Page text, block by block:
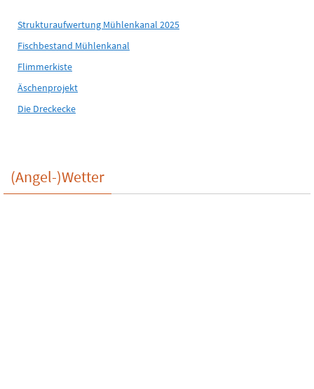
Strukturaufwertung Mühlenkanal 2025
Fischbestand Mühlenkanal
Flimmerkiste
Äschenprojekt
Die Dreckecke
(Angel-)Wetter